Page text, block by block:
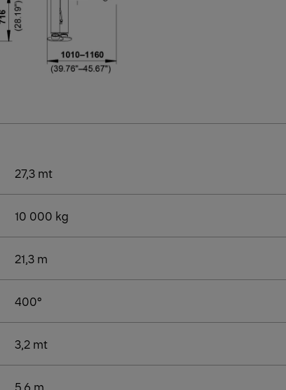
27,3 mt
10 000 kg
21,3 m
400°
3,2 mt
5.6 m